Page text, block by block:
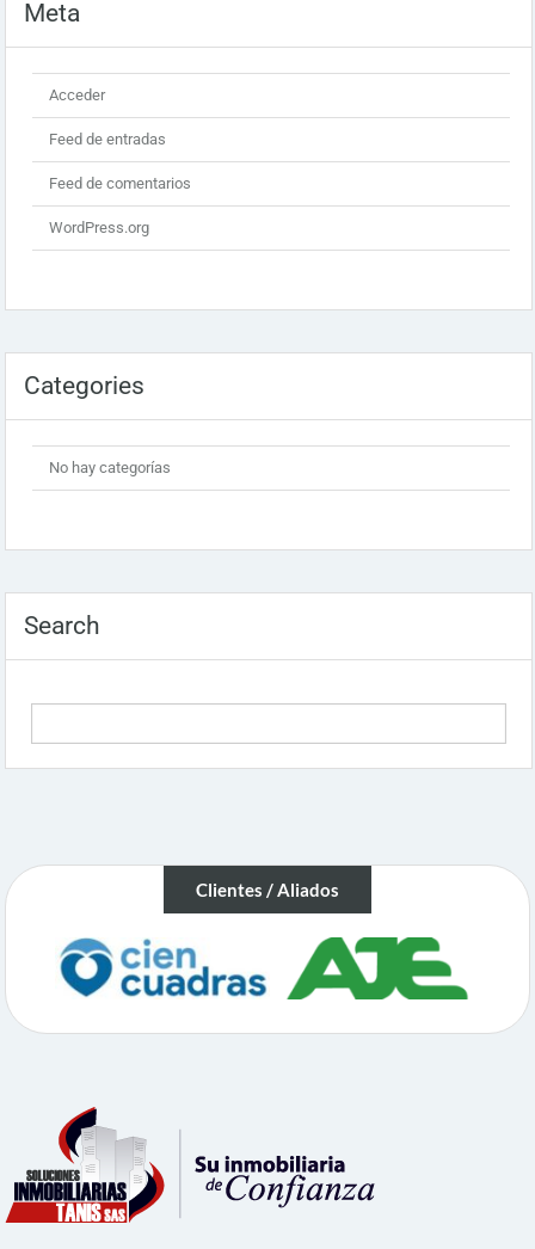
Meta
Acceder
Feed de entradas
Feed de comentarios
WordPress.org
Categories
No hay categorías
Search
Clientes / Aliados